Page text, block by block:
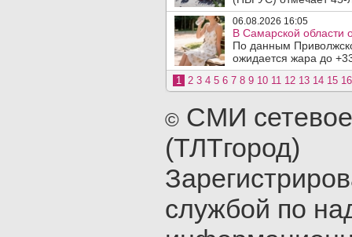
06.08.2026 16:05
В Самарской области
По данным
ожидается жара до
1 2 3 4 5 6 7 8 9 10 11 12 13 14 15 16
© СМИ
(ТЛТгород)
службой по